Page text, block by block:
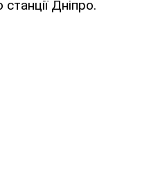
Дніпро.